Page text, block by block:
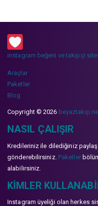
instagram beğeni ve takipçi
Araçlar
Paketler
Blog
Copyright © 2026
NASIL ÇALIŞIR
Kredileriniz ile dilediğiniz
gönderebilirsiniz. Paketler
alabilirsiniz.
KIMLER
Instagram üyeliği olan herkes